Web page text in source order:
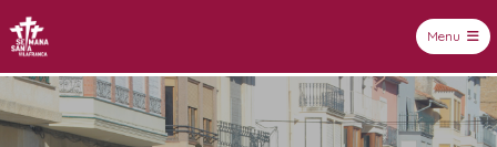
Setmana Santa Vilafranca
Menu